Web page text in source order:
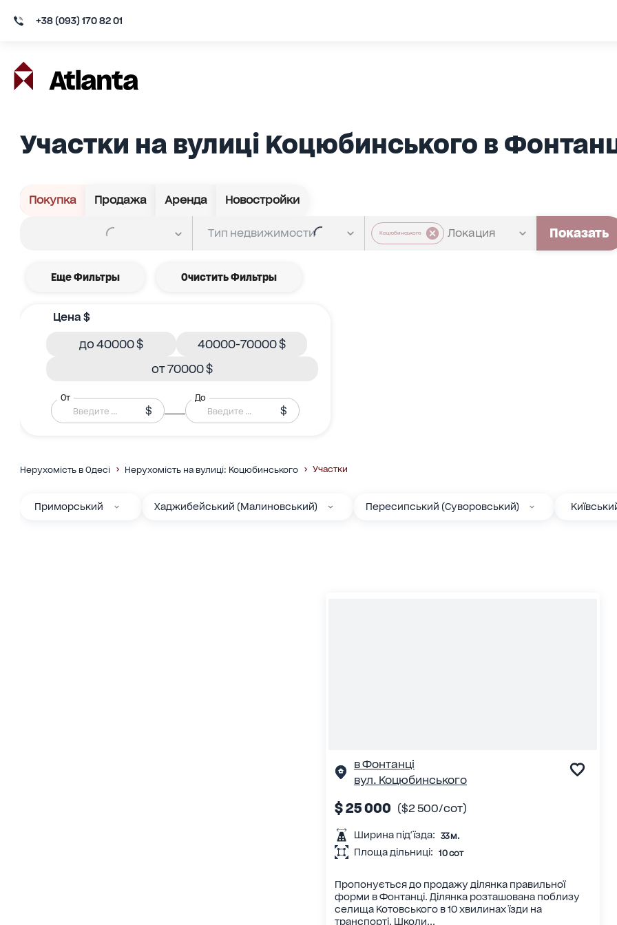
+38 (093) 170 82 01
Участки на вулиці Коцюбинського в
Покупка Продажа Аренда Новостройки
Коцюбинського Показать
Еще Фильтры Очистить Фильтры
Цена $
до 40000 $
40000-70000 $
от 70000 $
От
$
До
$
Нерухомість в Одесі Нерухомість на вулиці: Коцюбинського Участки
Приморський Хаджибейський (Малиновський) Пересипський (Суворовський)
в Фонтанці
вул. Коцюбинського
$ 25 000 ($2 500/сот)
Ширина під'їзда: 33 м.
Площа дільниці: 10 сот
Пропонується до продажу ділянка правильної
форми в Фонтанці. Ділянка розташована поблизу
селища Котовського в 10 хвилинах їзди на
транспорті. Школи...